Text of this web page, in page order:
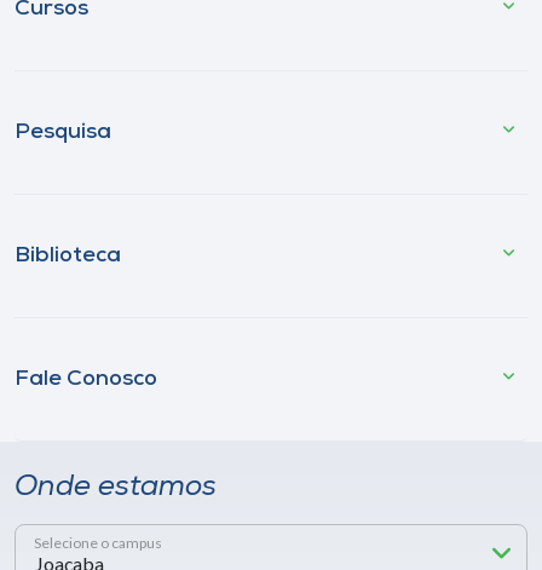
Cursos
Pesquisa
Biblioteca
Fale Conosco
Onde estamos
Selecione o campus